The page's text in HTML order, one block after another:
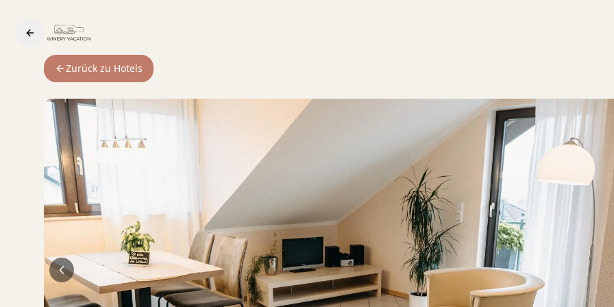
Zurück zu Hotels